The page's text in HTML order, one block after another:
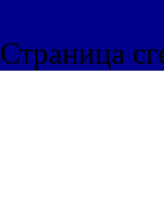
Страница